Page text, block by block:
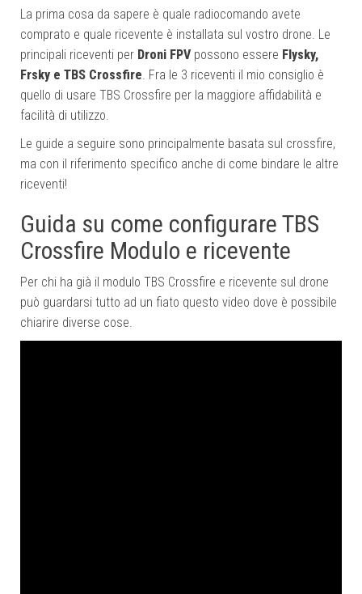
La prima cosa da sapere è quale radiocomando avete
comprato e quale ricevente è installata sul vostro drone. Le
principali riceventi per Droni FPV possono essere Flysky,
Frsky e TBS Crossfire. Fra le 3 riceventi il mio consiglio è
quello di usare TBS Crossfire per la maggiore affidabilità e
facilità di utilizzo.
Le guide a seguire sono principalmente basata sul crossfire,
ma con il riferimento specifico anche di come bindare le altre
riceventi!
Guida su come configurare TBS
Crossfire Modulo e ricevente
Per chi ha già il modulo TBS Crossfire e ricevente sul drone
può guardarsi tutto ad un fiato questo video dove è possibile
chiarire diverse cose.